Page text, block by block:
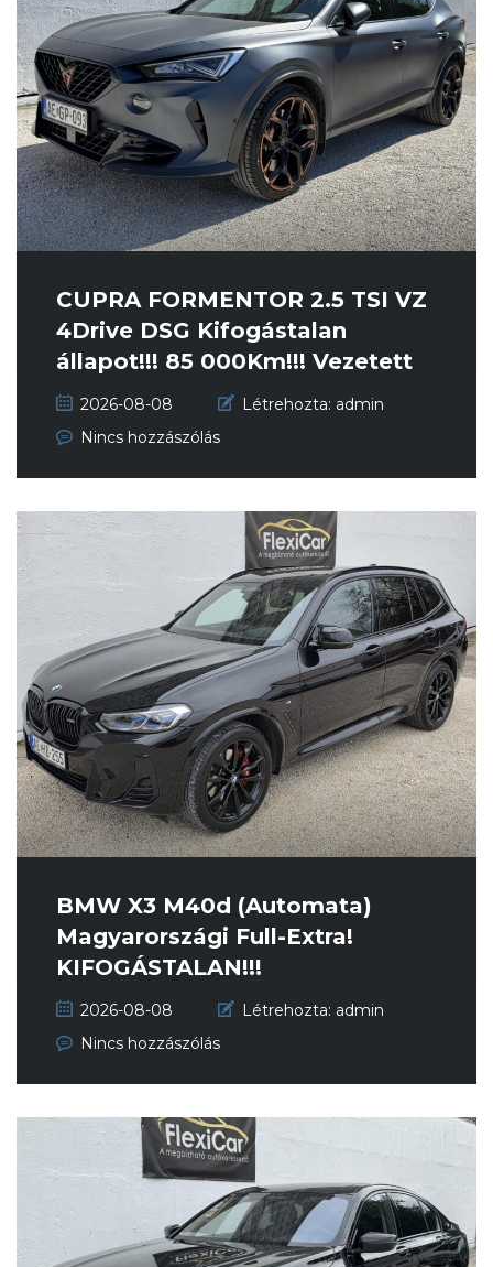
CUPRA FORMENTOR 2.5 TSI VZ
4Drive DSG Kifogástalan
állapot!!! 85 000Km!!! Vezetett
sz...2026-08-08 Létrehozta: admin
Nincs hozzászólás
BMW X3 M40d (Automata)
Magyarországi Full-Extra!
KIFOGÁSTALAN!!!
2026-08-08 Létrehozta: admin
Nincs hozzászólás